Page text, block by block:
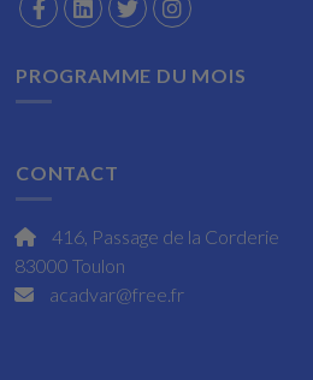
PROGRAMME DU MOIS
CONTACT
416, Passage de la Corderie
83000 Toulon
acadvar@free.fr